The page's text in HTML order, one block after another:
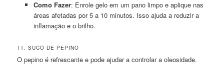
Como Fazer: Enrole gelo em um pano limpo e aplique nas
áreas afetadas por 5 a 10 minutos. Isso ajuda a reduzir a
inflamação e o brilho.
11. SUCO DE PEPINO
O pepino é refrescante e pode ajudar a controlar a oleosidade.